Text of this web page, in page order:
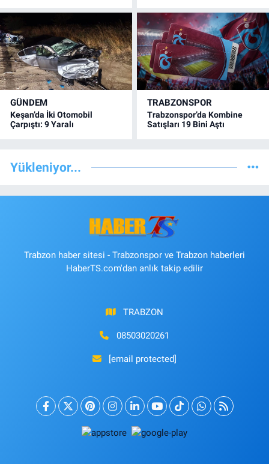
GÜNDEM
Keşan’da İki Otomobil
Çarpıştı: 9 Yaralı
TRABZONSPOR
Trabzonspor’da Kombine
Satışları 19 Bini Aştı
Yükleniyor...
Trabzon haber sitesi - Trabzonspor ve Trabzon haberleri
HaberTS.com'dan anlık takip edilir
TRABZON
08503020261
[email protected]